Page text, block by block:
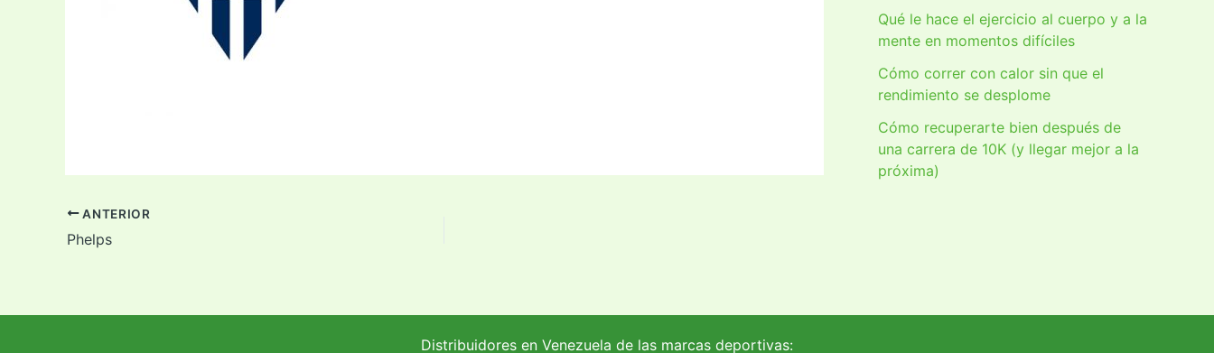
ANTERIOR
Phelps
Qué le hace el ejercicio al cuerpo y a la
mente en momentos difíciles
Cómo correr con calor sin que el
rendimiento se desplome
Cómo recuperarte bien después de
una carrera de 10K (y llegar mejor a la
próxima)
Distribuidores en Venezuela de las marcas deportivas: